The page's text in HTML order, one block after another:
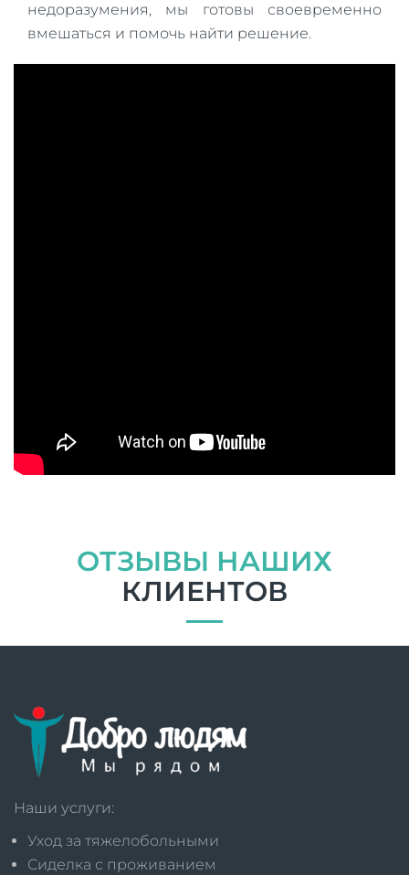
недоразумения, мы готовы своевременно
вмешаться и помочь найти решение.
ОТЗЫВЫ НАШИХ
КЛИЕНТОВ
Наши услуги:
Уход за тяжелобольными
Сиделка с проживанием